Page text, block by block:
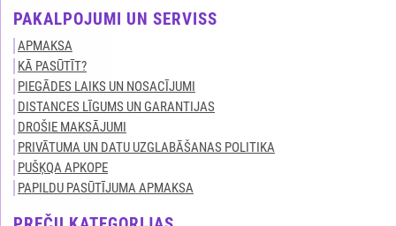
PAKALPOJUMI UN SERVISS
APMAKSA
KĀ PASŪTĪT?
PIEGĀDES LAIKS UN NOSACĪJUMI
DISTANCES LĪGUMS UN GARANTIJAS
DROŠIE MAKSĀJUMI
PRIVĀTUMA UN DATU UZGLABĀŠANAS POLITIKA
PUŠĶQA APKOPE
PAPILDU PASŪTĪJUMA APMAKSA